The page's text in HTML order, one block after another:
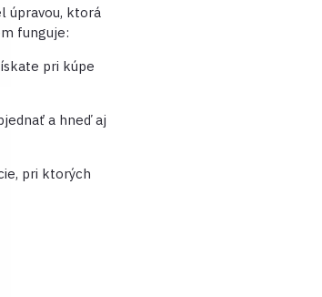
úpravou, ktorá
funguje:
pri kúpe
a hneď aj
pri ktorých